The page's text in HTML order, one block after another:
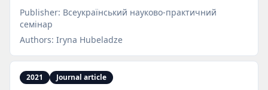
Publisher: Всеукраїнський науково-практичний
семінар
Authors: Iryna Hubeladze
2021 Journal article